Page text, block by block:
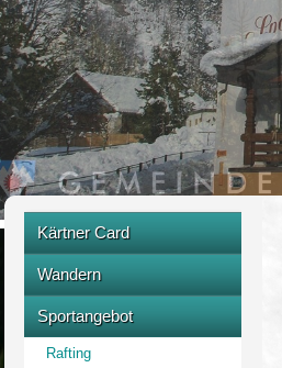
Kärtner Card
Partnerbetrieb
Wandern
Raggaschlucht
Alpe Adria Trail
Sportangebot
Rafting